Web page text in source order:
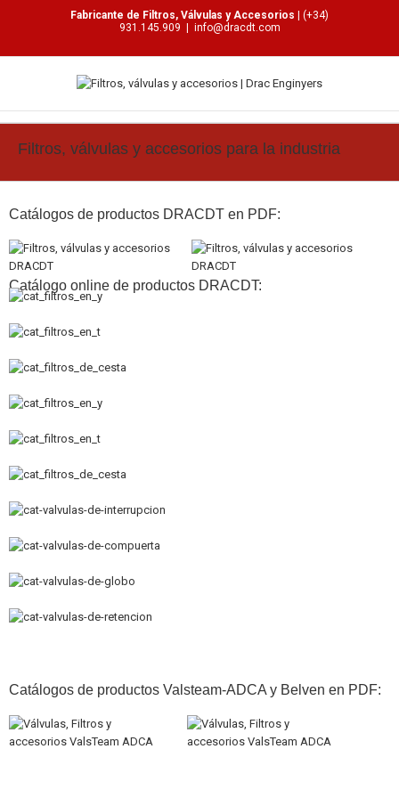
Fabricante de Filtros, Válvulas y Accesorios | (+34)
931.145.909
info@dracdt.com
Filtros, válvulas y accesorios para la industria
Catálogos de productos DRACDT en PDF:
Catálogo online de productos DRACDT:
Catálogos de productos Valsteam-ADCA y Belven en PDF: